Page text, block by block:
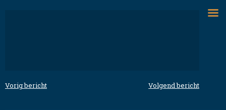
Bericht
Vorig bericht Volgend bericht